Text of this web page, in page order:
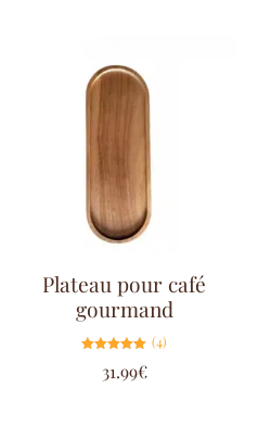
Plateau pour café
gourmand
5.00
sur 5
(4)
31.99€